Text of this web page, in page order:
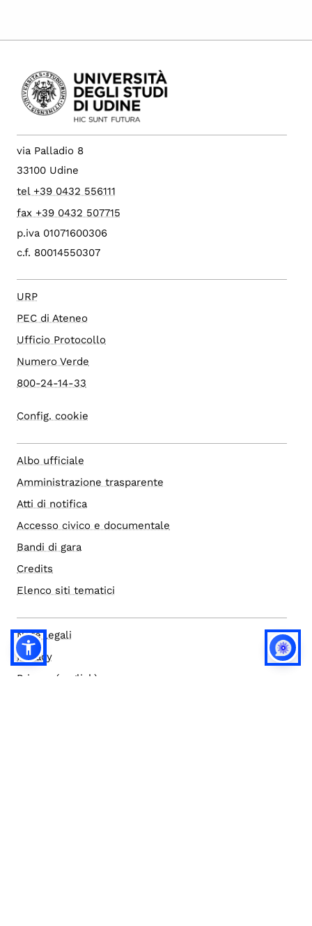
via Palladio 8
33100 Udine
tel +39 0432 556111
fax +39 0432 507715
p.iva 01071600306
c.f. 80014550307
URP
PEC di Ateneo
Ufficio Protocollo
Numero Verde
800-24-14-33
Config. cookie
Albo ufficiale
Amministrazione trasparente
Atti di notifica
Accesso civico e documentale
Bandi di gara
Credits
Elenco siti tematici
Note legali
Privacy
Privacy (english)